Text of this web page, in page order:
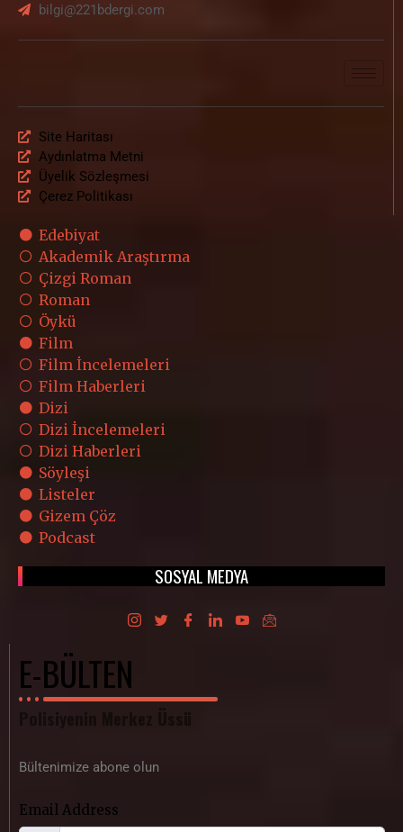
bilgi@221bdergi.com
Site Haritası
Aydınlatma Metni
Üyelik Sözleşmesi
Çerez Politikası
Edebiyat
Akademik Araştırma
Çizgi Roman
Roman
Öykü
Film
Film İncelemeleri
Film Haberleri
Dizi
Dizi İncelemeleri
Dizi Haberleri
Söyleşi
Listeler
Gizem Çöz
Podcast
SOSYAL MEDYA
E-BÜLTEN
Bültenimize abone olun
Email Address